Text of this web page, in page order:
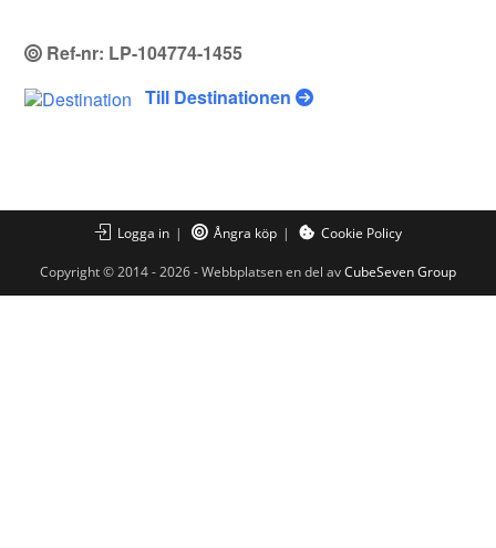
Ref-nr: LP-104774-1455
Till Destinationen
Logga in Ångra köp Cookie Policy
Copyright © 2014 - 2026 - Webbplatsen en del avCubeSeven Group